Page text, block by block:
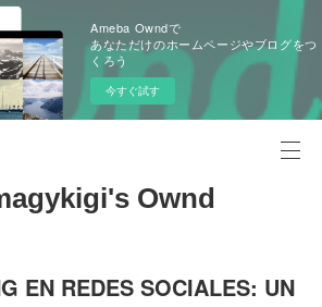
Ameba Owndで
あなただけのホームページやブログをつ
くろう
今すぐ試す
Ownd
EN REDES SOCIALES: UN